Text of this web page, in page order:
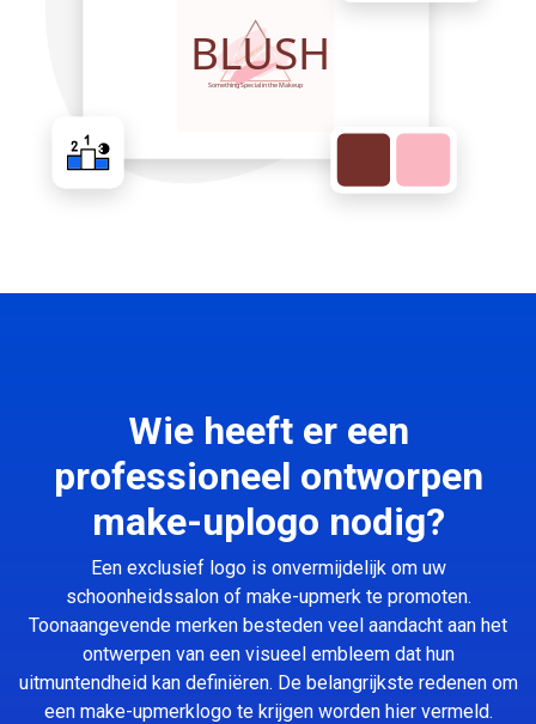
Wie heeft er een
professioneel ontworpen
make-uplogo nodig?
Een exclusief logo is onvermijdelijk om uw
schoonheidssalon of make-upmerk te promoten.
Toonaangevende merken besteden veel aandacht aan het
ontwerpen van een visueel embleem dat hun
uitmuntendheid kan definiëren. De belangrijkste redenen om
een make-upmerklogo te krijgen worden hier vermeld.